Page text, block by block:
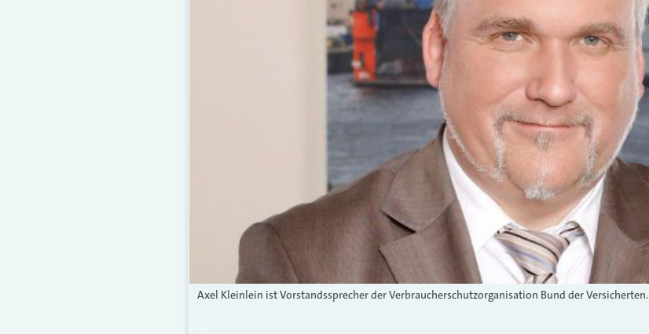
Axel Kleinlein ist Vorstandssprecher der Verbraucherschutzorganisation Bund der Versicherten.